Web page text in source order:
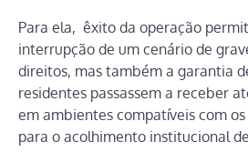
Para ela, êxito da operação
interrupção de um cenário de
direitos, mas também a garantia
residentes passassem a receber
em ambientes compatíveis com
para o acolhimento institucional de